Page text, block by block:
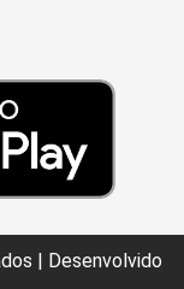
| Desenvolvido